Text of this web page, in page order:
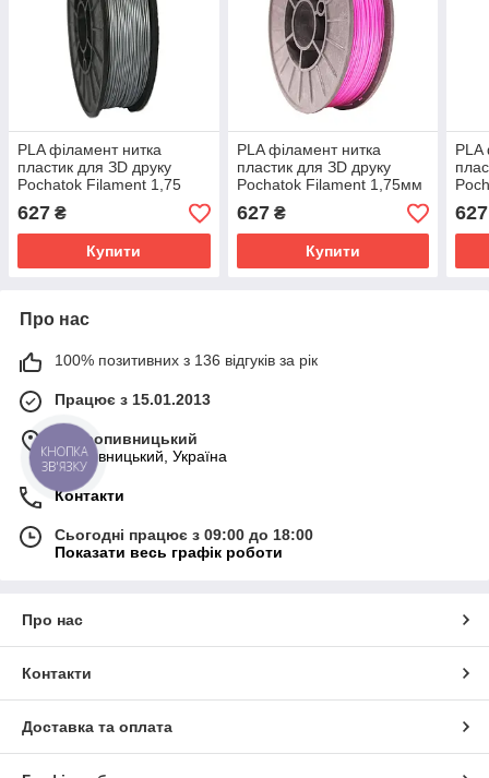
PLA філамент нитка
пластик для ЗD друку
Pochatok Filament 1,75
мм. Срібний металік
627 ₴
Купити
PLA філамент нитка
пластик для ЗD друку
Pochatok Filament 1,75мм
Рожевий металік
627₴
Купити
PLA
мм.
627
Про нас
100% позитивних з 136 відгуків за рік
Працює з 15.01.2013
м. Кропивницький
Кропивницький, Україна
Контакти
Сьогодні працює з 09:00 до 18:00
Показати весь графік роботи
Про нас
Контакти
Доставка та оплата
КНОПКА
ЗВ'ЯЗКУ